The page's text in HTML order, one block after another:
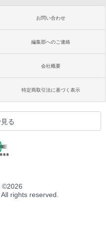
お問い合わせ
編集部へのご連絡
会社概要
特定商取引法に基づく表示
る
©2026
rights reserved.